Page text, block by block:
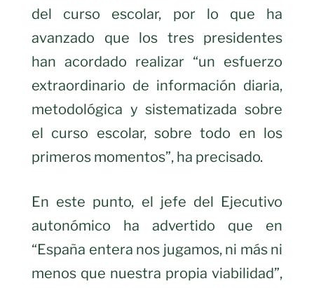
del curso escolar, por lo que ha
avanzado que los tres presidentes
han acordado realizar “un esfuerzo
extraordinario de información diaria,
metodológica y sistematizada sobre
el curso escolar, sobre todo en los
primeros momentos”, ha precisado.
En este punto, el jefe del Ejecutivo
autonómico ha advertido que en
“España entera nos jugamos, ni más ni
menos que nuestra propia viabilidad”,